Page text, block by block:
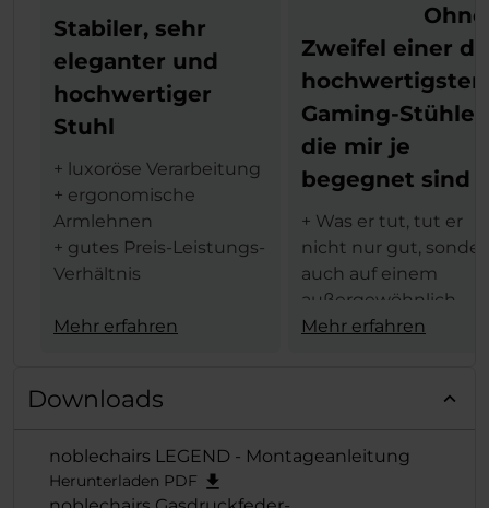
Stabiler, sehr
eleganter und
hochwertiger
Stuhl
+ luxoröse Verarbeitung
+ ergonomische
Armlehnen
+ gutes Preis-Leistungs-
Verhältnis
Aus dem tschechischen
Stuhls ist wirklich
einfach keinen
Vergleich finden. Von
Mehr erfahren
Ohne
Zweifel einer
hochwertigsten
Gaming-Stühle,
die mir je
begegnet sind
+ Was er tut, tut er
nicht nur gut,
auch auf einem
außergewöhnlich
hohen Niveau
Büro als auch im
Mehr erfahren
Downloads
noblechairs LEGEND - Montageanleitung
Herunterladen PDF